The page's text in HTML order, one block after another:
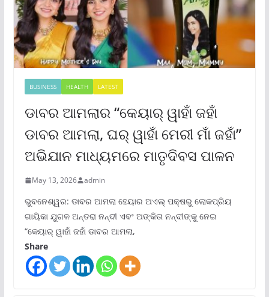
BUSINESS HEALTH LATEST
ଡାବର ଆମଲାର “କେୟାର୍ ୱାହାଁ ଜହାଁ
ଡାବର ଆମଲା, ଘର୍ ୱାହାଁ ମେରୀ ମାଁ ଜହାଁ”
ଅଭିଯାନ ମାଧ୍ୟମରେ ମାତୃଦିବସ ପାଳନ
May 13, 2026 admin
ଭୁବନେଶ୍ୱର: ଡାବର ଆମଲା ହେୟାର ଅଏଲ୍ ପକ୍ଷରୁ ଲୋକପ୍ରିୟ
ଗାୟିକା ଯୁଗଳ ଅନ୍ତରା ନନ୍ଦୀ ଏବଂ ଅଙ୍କିତା ନନ୍ଦୀଙ୍କୁ ନେଇ
“କେୟାର୍ ୱାହାଁ ଜହାଁ ଡାବର ଆମଲା,
Share